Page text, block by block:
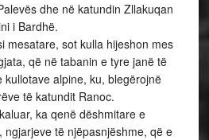
dhe në katundin Zllakuqan
i Bardhë.
mesatare, sot kulla hijeshon mes
që në tabanin e tyre janë të
alpine, ku, blegërojnë
të katundit Ranoc.
ka qenë dëshmitare e
të njëpasnjëshme, që e